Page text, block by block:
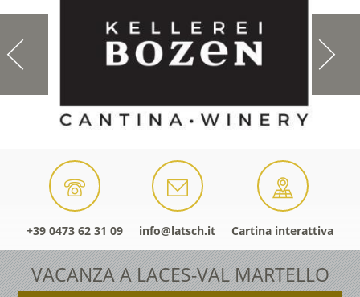
+39 0473 62 31 09 info@latsch.it Cartina interattiva
VACANZA A LACES-VAL MARTELLO